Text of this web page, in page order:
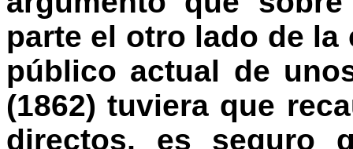
parte el otro lado de
público actual de
(1862) tuviera que
directos, es seguro